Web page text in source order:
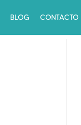
BLOG CONTACTO